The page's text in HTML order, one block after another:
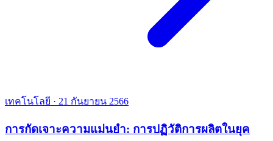
เทคโนโลยี · 21 กันยายน 2566
การกัดเจาะความแม่นยำ: การปฏิวัติการผลิตในยุค